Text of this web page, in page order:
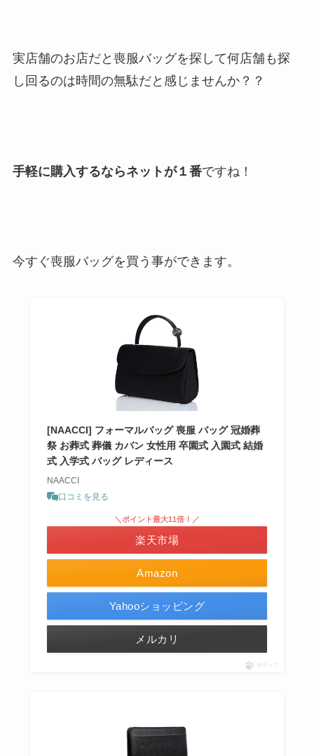
実店舗のお店だと喪服バッグを探して何店舗も探
し回るのは時間の無駄だと感じませんか？？
手軽に購入するならネットが１番ですね！
今すぐ喪服バッグを買う事ができます。
[NAACCI] フォーマルバッグ 喪服 バッグ 冠婚葬
祭 お葬式 葬儀 カバン 女性用 卒園式 入園式 結婚
式 入学式 バッグ レディース
NAACCI
口コミを見る
Amazon
＼ポイント最大11倍！／
楽天市場
Yahooショッピング
メルカリ
ポチップ